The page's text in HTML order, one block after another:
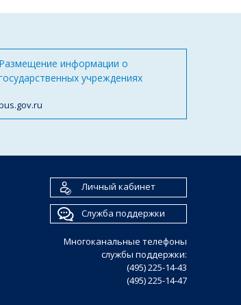
Размещение информации о
учреждениях
Личный кабинет
Служба поддержки
Многоканальные телефоны
службы поддержки:
(495) 225-14-43
(495) 225-14-47